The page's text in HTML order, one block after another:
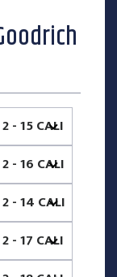
- 15 CALI
- 16 CALI
- 14 CALI
- 17 CALI